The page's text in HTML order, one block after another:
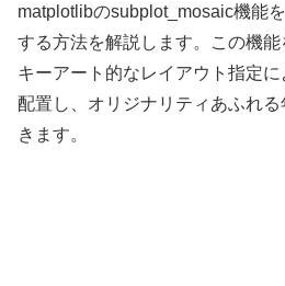
matplotlibのsubplot_mosaic機能
する方法を解説します。この機
キーアート的なレイアウト指定
配置し、オリジナリティあふれ
きます。